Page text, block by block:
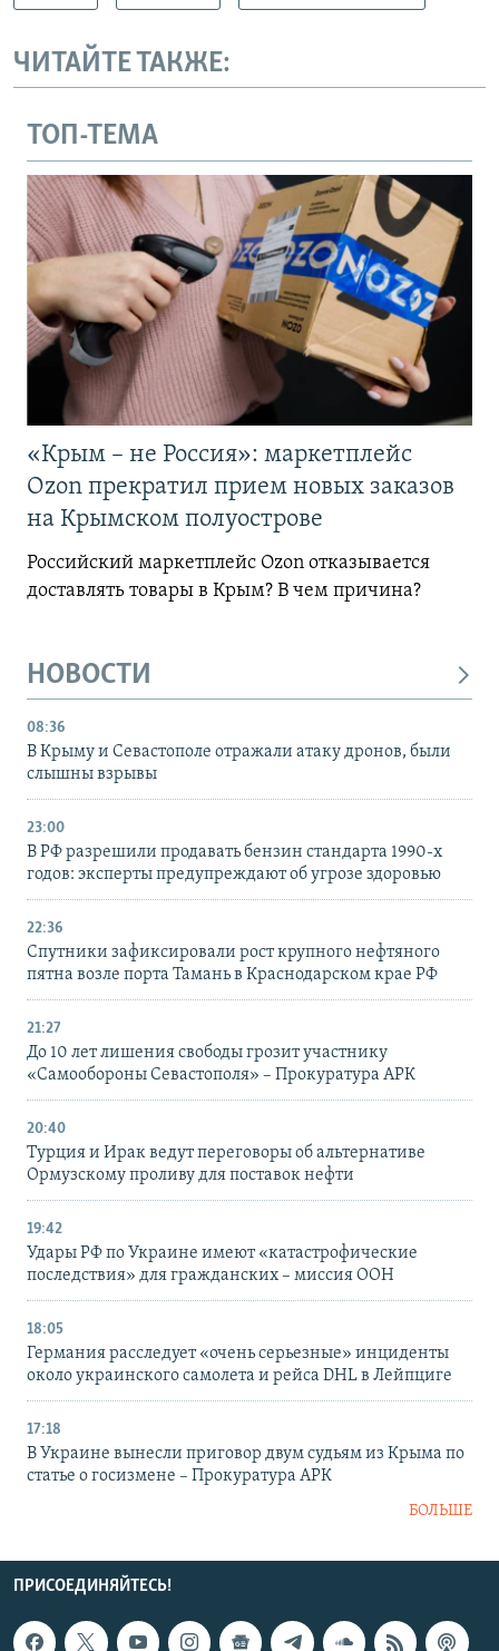
ЧИТАЙТЕ ТАКЖЕ:
ТОП-ТЕМА
«Крым – не Россия»: маркетплейс
Ozon прекратил прием новых заказов
на Крымском полуострове
Российский маркетплейс Ozon отказывается
доставлять товары в Крым? В чем причина?
НОВОСТИ
08:36
В Крыму и Севастополе отражали атаку дронов, были
слышны взрывы
23:00
В РФ разрешили продавать бензин стандарта 1990-х
годов: эксперты предупреждают об угрозе здоровью
22:36
Спутники зафиксировали рост крупного нефтяного
пятна возле порта Тамань в Краснодарском крае РФ
21:27
До 10 лет лишения свободы грозит участнику
«Самообороны Севастополя» – Прокуратура АРК
20:40
Турция и Ирак ведут переговоры об альтернативе
Ормузскому проливу для поставок нефти
19:42
Удары РФ по Украине имеют «катастрофические
последствия» для гражданских – миссия ООН
18:05
Германия расследует «очень серьезные» инциденты
около украинского самолета и рейса DHL в Лейпциге
17:18
В Украине вынесли приговор двум судьям из Крыма по
статье о госизмене – Прокуратура АРК
БОЛЬШЕ
ПРИСОЕДИНЯЙТЕСЬ!